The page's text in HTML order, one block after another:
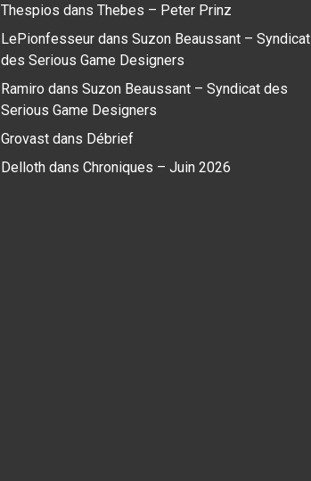
Thespios dans Thebes – Peter Prinz
LePionfesseur dans Suzon Beaussant – Syndicat
des Serious Game Designers
Ramiro dans Suzon Beaussant – Syndicat des
Serious Game Designers
Grovast dans Débrief
Delloth dans Chroniques – Juin 2026